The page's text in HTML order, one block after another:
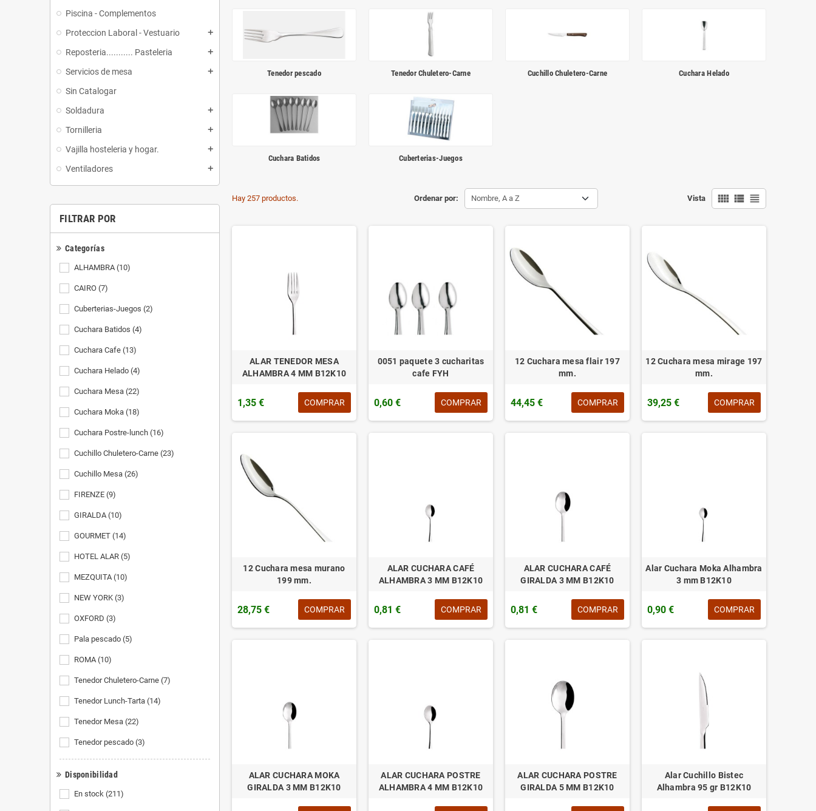
Piscina - Complementos
Proteccion Laboral - Vestuario
add
Reposteria........... Pasteleria add
Servicios de mesa add
Sin Catalogar
Soldadura
add
Tornilleria add
Vajilla hosteleria y hogar. add
Ventiladores add
FILTRAR POR
Categorías
ALHAMBRA (10)
CAIRO (7)
Cuberterias-Juegos (2)
Cuchara Batidos (4)
Cuchara Cafe (13)
Cuchara Helado (4)
Cuchara Mesa (22)
Cuchara Moka (18)
Cuchara Postre-lunch (16)
Cuchillo Chuletero-Carne (23)
Cuchillo Mesa (26)
FIRENZE (9)
GIRALDA (10)
GOURMET (14)
HOTEL ALAR (5)
MEZQUITA (10)
NEW YORK (3)
OXFORD (3)
Pala pescado (5)
ROMA (10)
Tenedor Chuletero-Carne (7)
Tenedor Lunch-Tarta (14)
Tenedor Mesa (22)
Tenedor pescado (3)
Disponibilidad
En stock (211)
Tenedor pescado Tenedor Chuletero-Carne Cuchillo Chuletero-Carne Cuchara Helado
Cuchara Batidos Cuberterias-Juegos
Ordenar por: Nombre, A a Z Vista view_comfy view_list view_headline
Hay 257 productos.
ALAR TENEDOR MESA
ALHAMBRA 4 MM B12K10
1,35 € COMPRAR
0051 paquete 3 cucharitas
cafe FYH
0,60 € COMPRAR
12 Cuchara mesa flair 197
mm.
44,45 € COMPRAR
12 Cuchara mesa mirage 197
mm.
39,25 € COMPRAR
12 Cuchara mesa murano
199 mm.
28,75 € COMPRAR
ALAR CUCHARA CAFÉ
ALHAMBRA 3 MM B12K10
0,81 € COMPRAR
ALAR CUCHARA CAFÉ
GIRALDA 3 MM B12K10
0,81 € COMPRAR
Alar Cuchara Moka Alhambra
3 mm B12K10
0,90 € COMPRAR
ALAR CUCHARA MOKA
GIRALDA 3 MM B12K10
ALAR CUCHARA POSTRE
ALHAMBRA 4 MM B12K10
ALAR CUCHARA POSTRE
GIRALDA 5 MM B12K10
Alar Cuchillo Bistec
Alhambra 95 gr B12K10